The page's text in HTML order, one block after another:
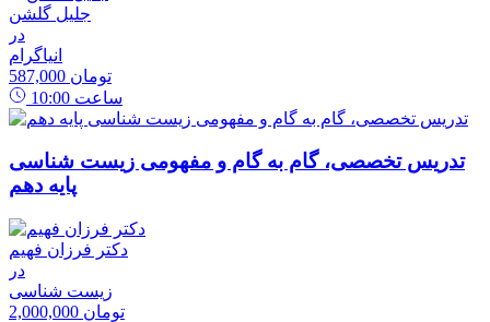
جلیل گلشن
در
انیاگرام
587,000 تومان
10:00 ساعت
تدریس تخصصی، گام به گام و مفهومی زیست شناسی
پایه دهم
دکتر فرزان فهیم
در
زیست شناسی
2,000,000 تومان